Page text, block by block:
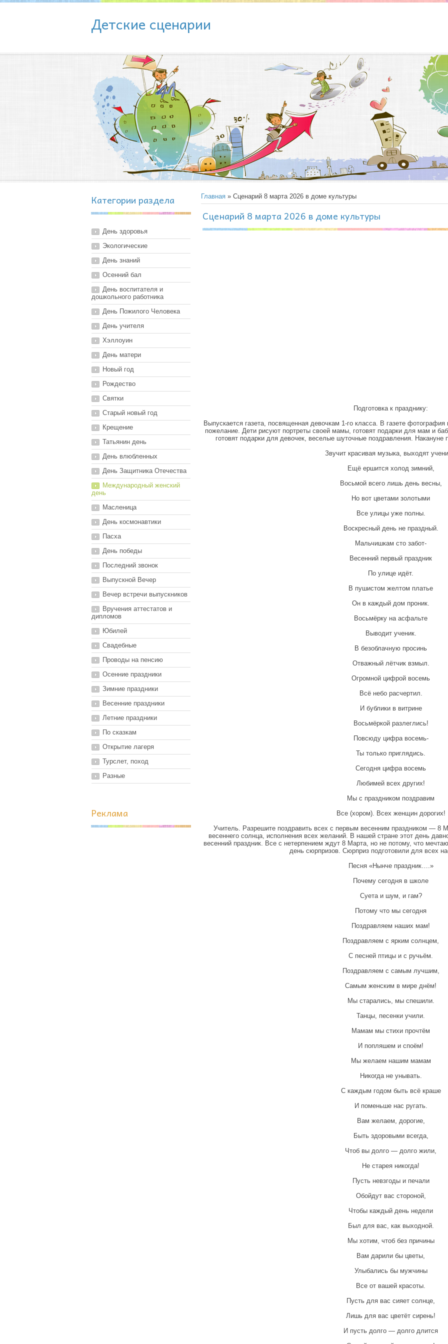
Детские сценарии
Категории раздела
День здоровья
Экологические
День знаний
Осенний бал
День воспитателя и
дошкольного работника
День Пожилого Человека
День учителя
Хэллоуин
День матери
Новый год
Рождество
Святки
Старый новый год
Крещение
Татьянин день
День влюбленных
День Защитника Отечества
Международный женский
день
Масленица
День космонавтики
Пасха
День победы
Последний звонок
Выпускной Вечер
Вечер встречи выпускников
Вручения аттестатов и
дипломов
Юбилей
Свадебные
Проводы на пенсию
Осенние праздники
Зимние праздники
Весенние праздники
Летние праздники
По сказкам
Открытие лагеря
Турслет, поход
Разные
Реклама
Главная » Сценарий 8 марта 2026 в доме культуры
Сценарий 8 марта 2026 в доме культуры
Подготовка к празднику:
Выпускается газета, посвященная девочкам 1-го класса. В газете
пожелание. Дети рисуют портреты своей мамы, готовят подарки для мам и
готовят подарки для девочек, веселые шуточные поздравления.
Звучит красивая музыка, выходят
Ещё ершится холод зимний,
Восьмой всего лишь день весны,
Но вот цветами золотыми
Все улицы уже полны.
Воскресный день не праздный.
Мальчишкам сто забот-
Весенний первый праздник
По улице идёт.
В пушистом желтом платье
Он в каждый дом проник.
Восьмёрку на асфальте
Выводит ученик.
В безоблачную просинь
Отважный лётчик взмыл.
Огромной цифрой восемь
Всё небо расчертил.
И бублики в витрине
Восьмёркой разлеглись!
Повсюду цифра восемь-
Ты только приглядись.
Сегодня цифра восемь
Любимей всех других!
Мы с праздником поздравим
Все (хором). Всех женщин дорогих!
Учитель. Разрешите поздравить всех с первым весенним праздником — 8
весеннего солнца, исполнения всех желаний. В нашей стране этот день
весенний праздник. Все с нетерпением ждут 8 Марта, но не потому, что
день сюрпризов. Сюрприз подготовили для всех
Песня «Нынче праздник….»
Почему сегодня в школе
Суета и шум, и гам?
Потому что мы сегодня
Поздравляем наших мам!
Поздравляем с ярким солнцем,
С песней птицы и с ручьём.
Поздравляем с самым лучшим,
Самым женским в мире днём!
Мы старались, мы спешили.
Танцы, песенки учили.
Мамам мы стихи прочтём
И попляшем и споём!
Мы желаем нашим мамам
Никогда не унывать.
С каждым годом быть всё краше
И поменьше нас ругать.
Вам желаем, дорогие,
Быть здоровыми всегда,
Чтоб вы долго — долго жили,
Не старея никогда!
Пусть невзгоды и печали
Обойдут вас стороной,
Чтобы каждый день недели
Был для вас, как выходной.
Мы хотим, чтоб без причины
Вам дарили бы цветы,
Улыбались бы мужчины
Все от вашей красоты.
Пусть для вас сияет солнце,
Лишь для вас цветёт сирень!
И пусть долго — долго длится